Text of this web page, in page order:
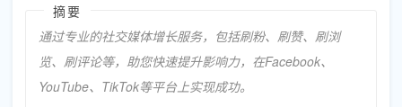
摘要
通过专业的社交媒体增长服务，包括刷粉、刷赞、刷浏
览、刷评论等，助您快速提升影响力，在Facebook、
YouTube、TikTok等平台上实现成功。